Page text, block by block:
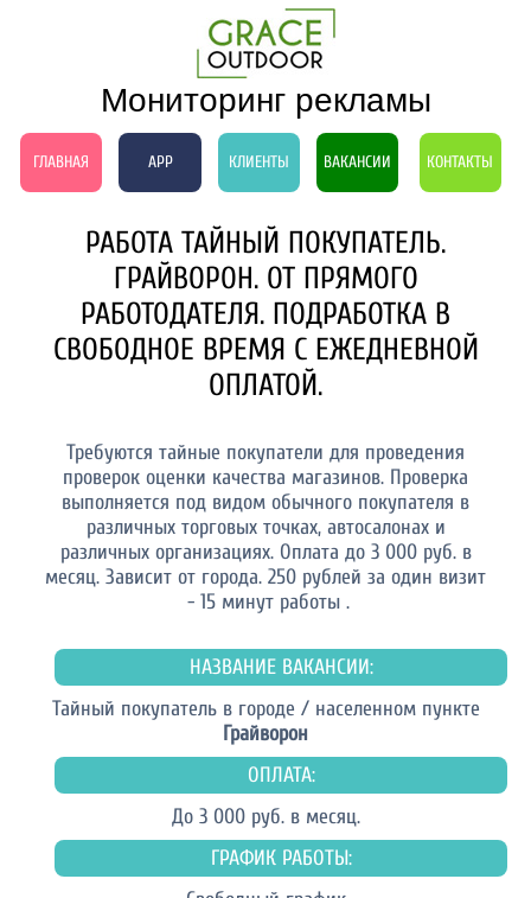
Мониторинг рекламы
ГЛАВНАЯ APP КЛИЕНТЫ ВАКАНСИИ КОНТАКТЫ
РАБОТА ТАЙНЫЙ ПОКУПАТЕЛЬ.
ГРАЙВОРОН. ОТ ПРЯМОГО
РАБОТОДАТЕЛЯ. ПОДРАБОТКА В
СВОБОДНОЕ ВРЕМЯ С ЕЖЕДНЕВНОЙ
ОПЛАТОЙ.
Требуются тайные покупатели для проведения
проверок оценки качества магазинов. Проверка
выполняется под видом обычного покупателя в
различных торговых точках, автосалонах и
различных организациях. Оплата до 3 000 руб. в
месяц. Зависит от города. 250 рублей за один визит
- 15 минут работы .
НАЗВАНИЕ ВАКАНСИИ:
Тайный покупатель в городе / населенном пункте
Грайворон
ОПЛАТА:
До 3 000 руб. в месяц.
ГРАФИК РАБОТЫ: